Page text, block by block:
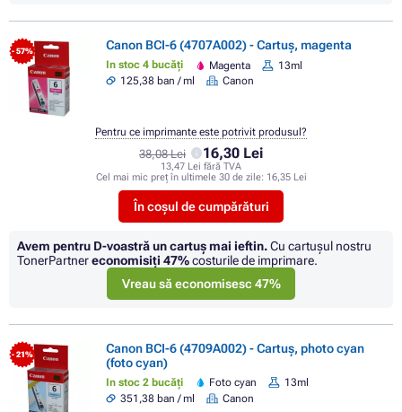
- 57% Canon BCI-6 (4707A002) - Cartuș, magenta
In stoc 4 bucăți Magenta
13ml
125,38 ban / ml
Canon
38,08 Lei 16,30 Lei
13,47 Lei fără TVA
Cel mai mic preț în ultimele 30 de zile: 16,35 Lei
În coșul de cumpărături
Pentru ce imprimante este potrivit produsul?
Avem pentru D-voastră un cartuș mai ieftin.Cu cartuşul nostru
TonerPartnereconomisiţi 47%costurile de imprimare.
Vreau să economisesc 47%
- 21%
Canon BCI-6 (4709A002) - Cartuș, photo cyan
(foto cyan)
In stoc 2 bucăți Foto cyan
13ml
351,38 ban / ml
Canon